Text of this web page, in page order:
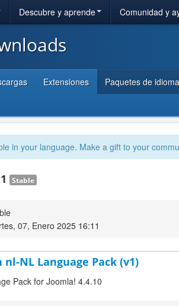
Descubre y aprende Comunidad y
Extensiones Paquetes de idioma
in your language. Make a gift to your
Stable
07, Enero 2025 16:11
nl-NL Language Pack (v1)
Pack for Joomla! 4.4.10